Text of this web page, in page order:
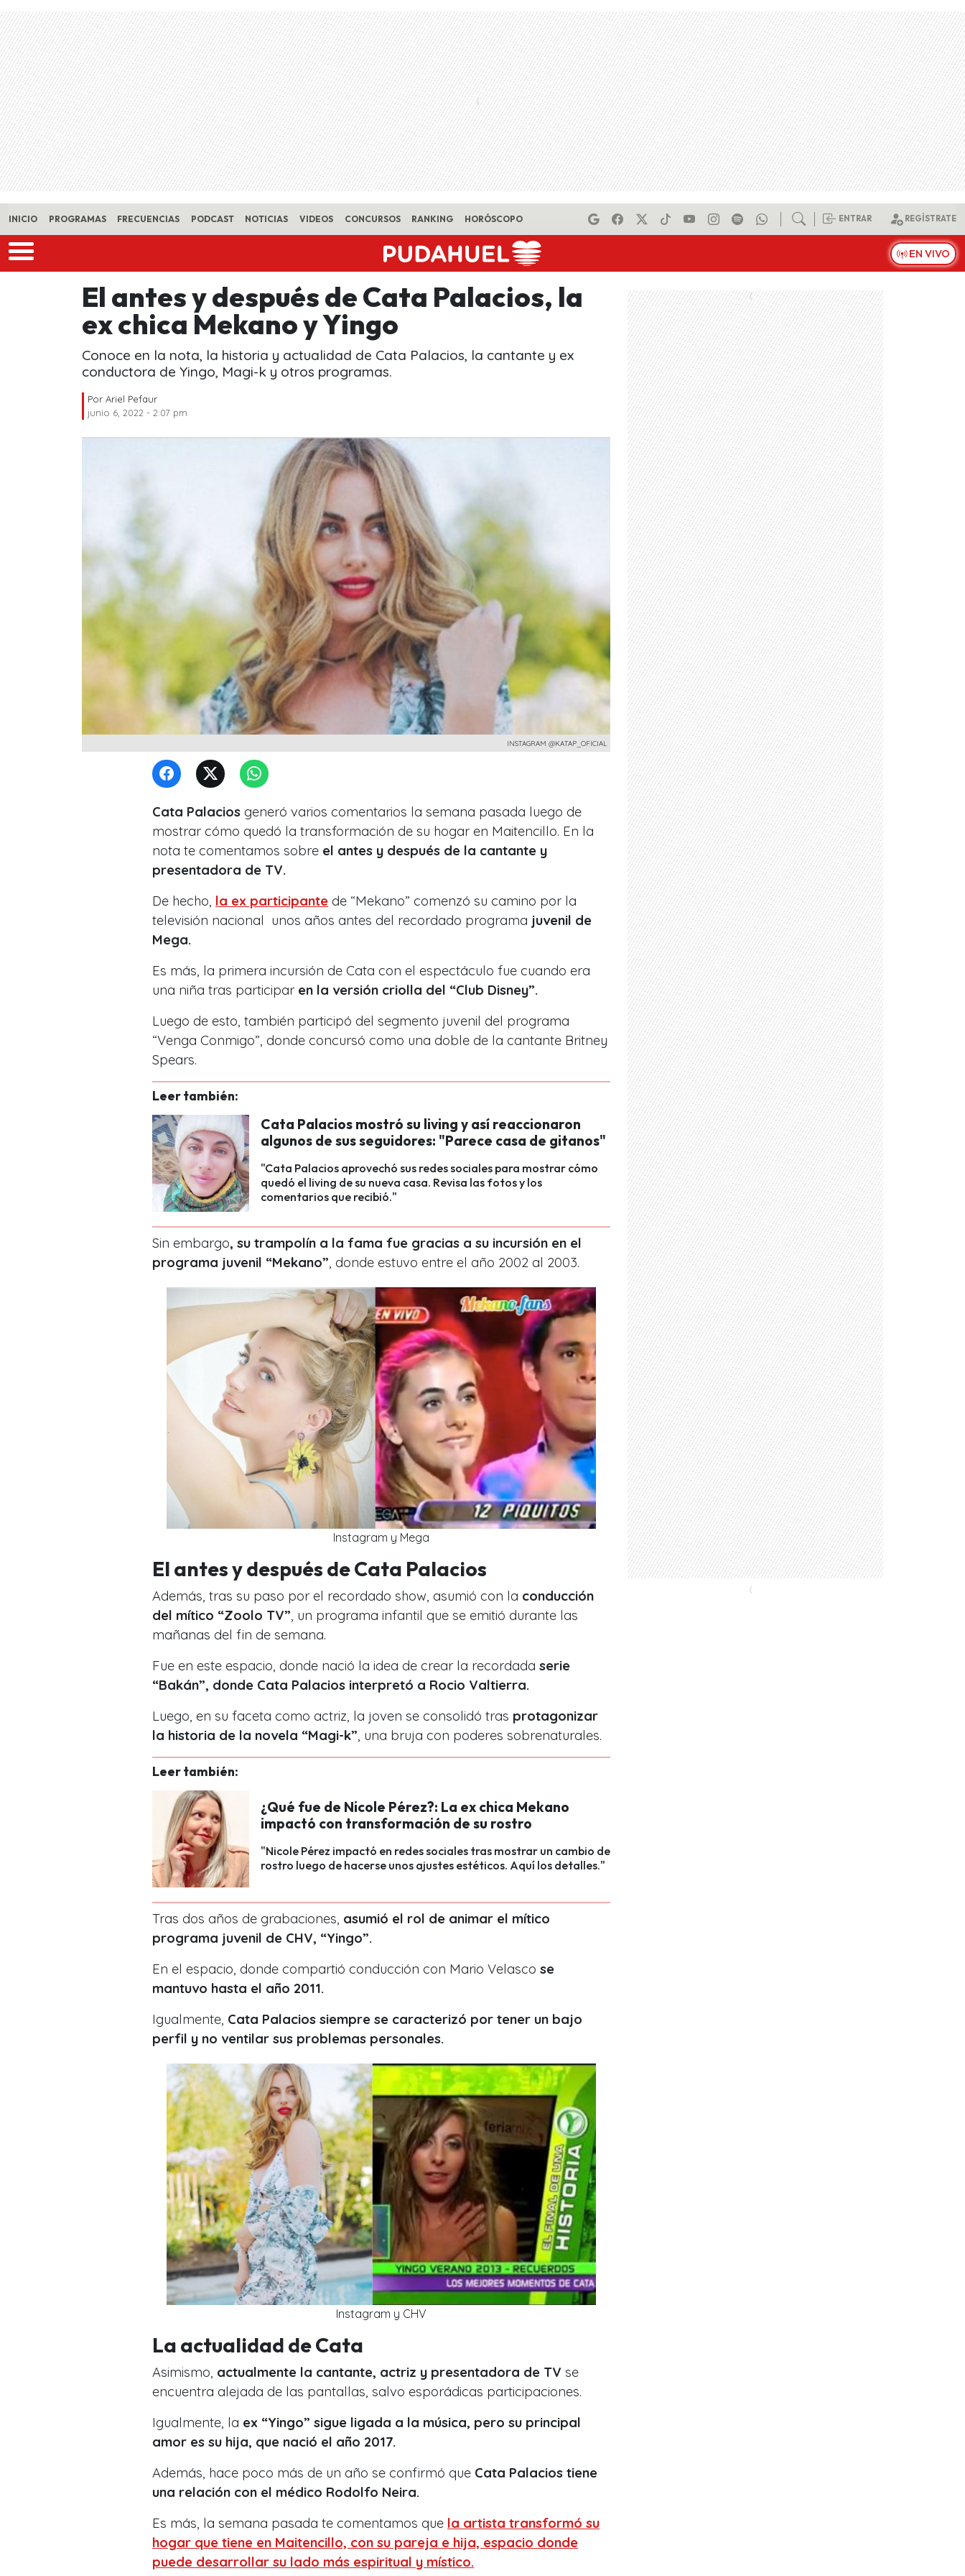
Skip to main content
INICIO PROGRAMAS FRECUENCIAS PODCAST NOTICIAS VIDEOS CONCURSOS RANKING HORÓSCOPO ENTRAR REGÍSTRATE
EN VIVO
El antes y después de Cata Palacios, la
ex chica Mekano y Yingo
Conoce en la nota, la historia y actualidad de Cata Palacios, la cantante y ex
conductora de Yingo, Magi-k y otros programas.
Por Ariel Pefaur
junio 6, 2022 - 2:07 pm
INSTAGRAM @KATAP_OFICIAL
Cata Palacios generó varios comentarios la semana pasada luego de
mostrar cómo quedó la transformación de su hogar en Maitencillo. En la
nota te comentamos sobre el antes y después de la cantante y
presentadora de TV.
De hecho, la ex participante de “Mekano” comenzó su camino por la
televisión nacional unos años antes del recordado programa juvenil de
Mega.
Es más, la primera incursión de Cata con el espectáculo fue cuando era
una niña tras participar en la versión criolla del “Club Disney”.
Luego de esto, también participó del segmento juvenil del programa
“Venga Conmigo”, donde concursó como una doble de la cantante Britney
Spears.
Leer también:
Cata Palacios mostró su living y así reaccionaron
algunos de sus seguidores: "Parece casa de gitanos"
"Cata Palacios aprovechó sus redes sociales para mostrar cómo
quedó el living de su nueva casa. Revisa las fotos y los
comentarios que recibió."
Sin embargo, su trampolín a la fama fue gracias a su incursión en el
programa juvenil “Mekano” , donde estuvo entre el año 2002 al 2003.
Instagram y Mega
El antes y después de Cata Palacios
Además, tras su paso por el recordado show, asumió con la conducción
del mítico “Zoolo TV” , un programa infantil que se emitió durante las
mañanas del fin de semana.
Fue en este espacio, donde nació la idea de crear la recordada serie
“Bakán”, donde Cata Palacios interpretó a Rocio Valtierra.
Luego, en su faceta como actriz, la joven se consolidó tras protagonizar
la historia de la novela “Magi-k” , una bruja con poderes sobrenaturales.
Leer también:
¿Qué fue de Nicole Pérez?: La ex chica Mekano
impactó con transformación de su rostro
"Nicole Pérez impactó en redes sociales tras mostrar un cambio de
rostro luego de hacerse unos ajustes estéticos. Aquí los detalles."
Tras dos años de grabaciones, asumió el rol de animar el mítico
programa juvenil de CHV, “Yingo”.
En el espacio, donde compartió conducción con Mario Velasco se
mantuvo hasta el año 2011.
Igualmente, Cata Palacios siempre se caracterizó por tener un bajo
perfil y no ventilar sus problemas personales.
Instagram y CHV
La actualidad de Cata
Asimismo, actualmente la cantante, actriz y presentadora de TV se
encuentra alejada de las pantallas, salvo esporádicas participaciones.
Igualmente, la ex “Yingo” sigue ligada a la música, pero su principal
amor es su hija, que nació el año 2017.
Además, hace poco más de un año se confirmó que Cata Palacios tiene
una relación con el médico Rodolfo Neira.
Es más, la semana pasada te comentamos que la artista transformó su
hogar que tiene en Maitencillo, con su pareja e hija, espacio donde
puede desarrollar su lado más espiritual y místico.